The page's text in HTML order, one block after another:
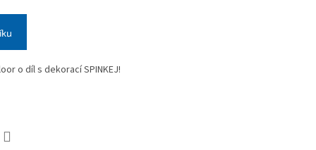
o díl s dekorací SPINKEJ!